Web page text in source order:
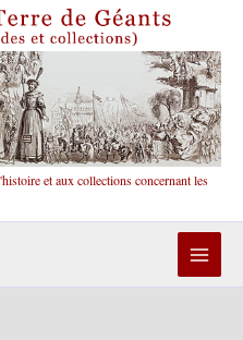
et aux collections concernant les